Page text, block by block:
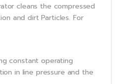
cleans the compressed
and dirt Particles. For
constant operating
in line pressure and the